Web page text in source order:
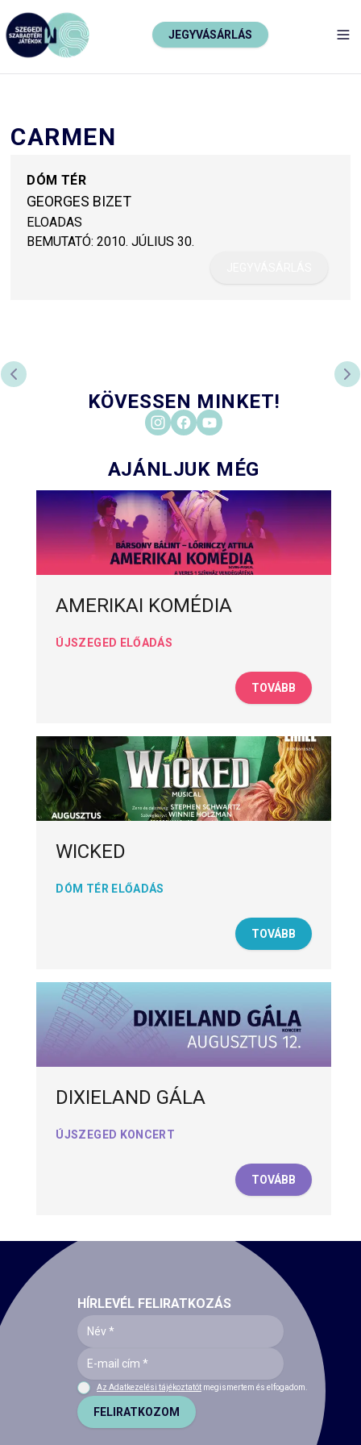
JEGYVÁSÁRLÁS
CARMEN
DÓM TÉR
GEORGES BIZET
ELOADAS
BEMUTATÓ: 2010. JÚLIUS 30.
PREVIOUS SLIDE
KÖVESSEN MINKET!
AJÁNLJUK MÉG
AMERIKAI KOMÉDIA
ÚJSZEGED ELŐADÁS
TOVÁBB
WICKED
DÓM TÉR ELŐADÁS
TOVÁBB
DIXIELAND GÁLA
ÚJSZEGED KONCERT
TOVÁBB
HÍRLEVÉL FELIRATKOZÁS
Az Adatkezelési tájékoztatót megismertem és elfogadom.
FELIRATKOZOM